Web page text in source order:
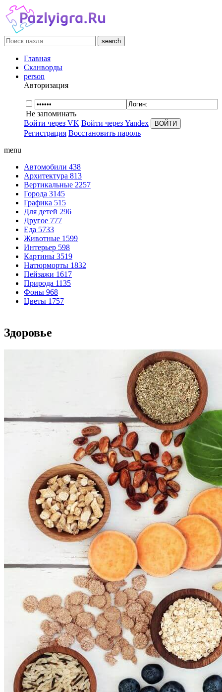
search
Главная
Сканворды
person
Авторизация
Не запоминать
Войти через VK Войти через Yandex
Регистрация Восстановить пароль
menu
Автомобили 438
Архитектура 813
Вертикальные 2257
Города 3145
Графика 515
Для детей 296
Другое 777
Еда 5733
Животные 1599
Интерьер 598
Картины 3519
Натюрморты 1832
Пейзажи 1617
Природа 1135
Фоны 968
Цветы 1757
Здоровье